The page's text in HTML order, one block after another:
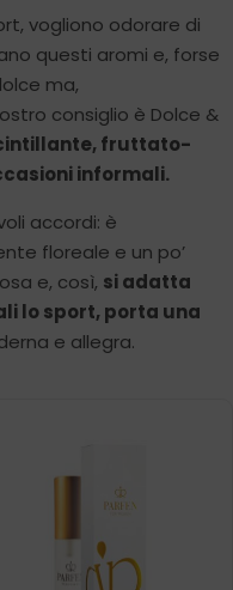
vogliono odorare di
questi aromi e, forse
ma,
consiglio è Dolce &
fruttato-
informali.
accordi: è
floreale e un po’
e, così, si adatta
lo sport, porta una
e allegra.